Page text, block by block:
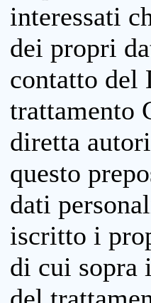
interessati
dei propri
contatto del
trattamento
diretta
questo
dati
iscritto i
di cui sopra